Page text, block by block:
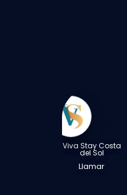
Viva Stay Costa
del Sol
Llamar